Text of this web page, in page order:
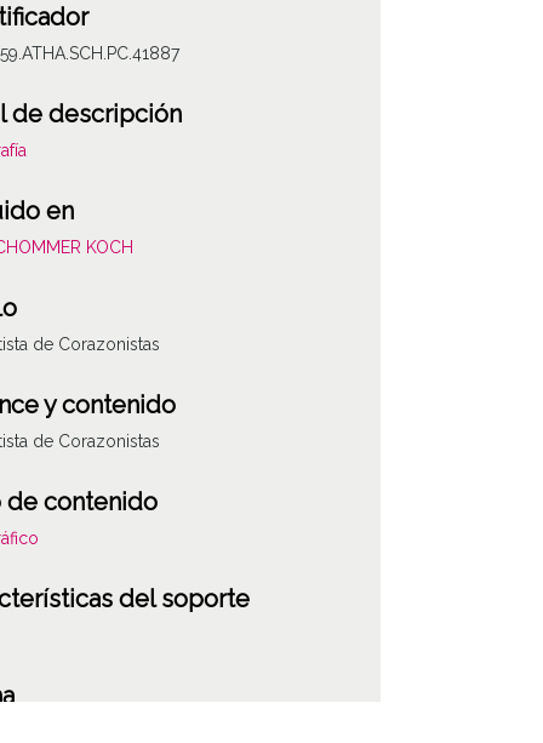
de descripción
en
KOCH
de Corazonistas
y contenido
de Corazonistas
de contenido
del soporte